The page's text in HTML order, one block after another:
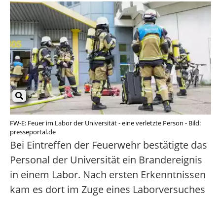
FW-E: Feuer im Labor der Universität - eine verletzte Person - Bild:
presseportal.de
Bei Eintreffen der Feuerwehr bestätigte das
Personal der Universität ein Brandereignis
in einem Labor. Nach ersten Erkenntnissen
kam es dort im Zuge eines Laborversuches